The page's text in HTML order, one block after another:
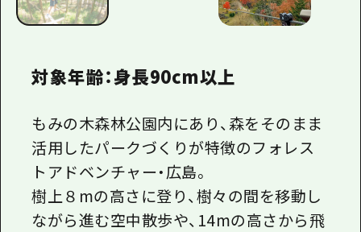
対象年齢：身長90cm以上
もみの木森林公園内にあり、森をそのまま
活用したパークづくりが特徴のフォレス
トアドベンチャー・広島。
樹上８mの高さに登り、樹々の間を移動し
ながら進む空中散歩や、14mの高さから飛